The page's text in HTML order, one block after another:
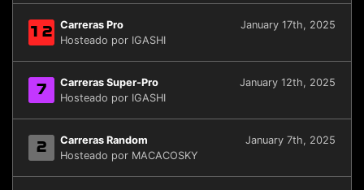
12 Carreras Pro
January 17th, 2025
Hosteado por IGASHI
7 Carreras Super-Pro
January 12th, 2025
Hosteado por IGASHI
2 Carreras Random
January 7th, 2025
Hosteado por MACACOSKY